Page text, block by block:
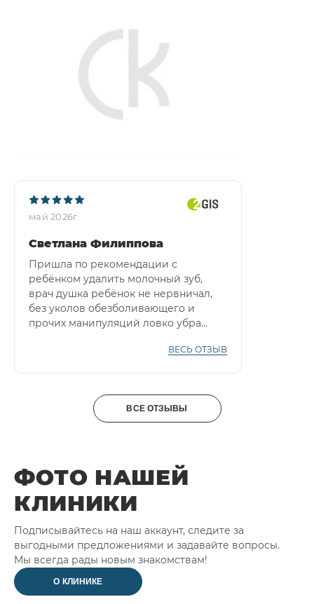
май 2026г.
​Светлана Филиппова
Пришла по рекомендации с
ребёнком удалить молочный зуб,
врач душка ребёнок не нервничал,
без уколов обезболивающего и
прочих манипуляций ловко убра...
ВЕСЬ ОТЗЫВ
ВСЕ ОТЗЫВЫ
ФОТО НАШЕЙ
КЛИНИКИ
Подписывайтесь на наш аккаунт, следите за
выгодными предложениями и задавайте вопросы.
Мы всегда рады новым знакомствам!
О КЛИНИКЕ